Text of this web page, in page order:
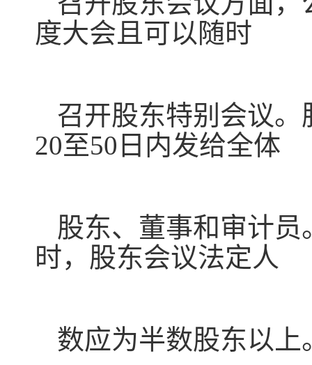
度大会且可以随时
召开股东特别会议
20至50日内发给全体
股东、董事和审计
时，股东会议法定人
数应为半数股东以上